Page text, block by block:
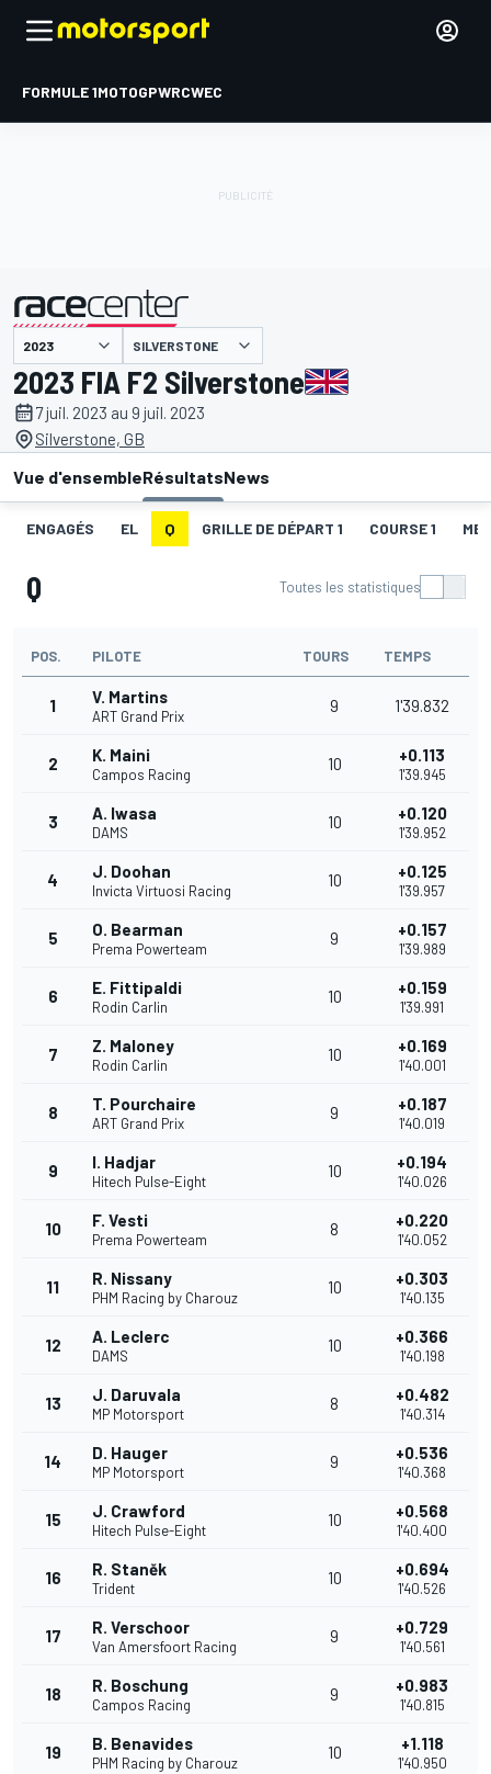
FORMULE 1MOTOGPWRCWEC
présenté par SILVERSTONE
2023 FIA F2 Silverstone
7 juil. 2023 au 9 juil. 2023
Silverstone, GB
Vue d'ensembleRésultatsNews
ENGAGÉS EL Q GRILLE DE DÉPART 1 COURSE 1
Q Toutes les statistiques
POS. PILOTE TOURS TEMPS
1 V. Martins
ART Grand Prix
9 1'39.832
2 K. Maini
Campos Racing
10 +0.113
1'39.945
3 A. Iwasa
DAMS
10 +0.120
1'39.952
4 J. Doohan
Invicta Virtuosi Racing
10 +0.125
1'39.957
5 O. Bearman
Prema Powerteam
9 +0.157
1'39.989
6 E. Fittipaldi
Rodin Carlin
10 +0.159
1'39.991
7 Z. Maloney
Rodin Carlin
10 +0.169
1'40.001
8 T. Pourchaire
ART Grand Prix
9 +0.187
1'40.019
9 I. Hadjar
Hitech Pulse-Eight
10 +0.194
1'40.026
10 F. Vesti
Prema Powerteam
8 +0.220
1'40.052
11 R. Nissany
PHM Racing by Charouz
10 +0.303
1'40.135
12 A. Leclerc
DAMS
10 +0.366
1'40.198
13 J. Daruvala
MP Motorsport
8 +0.482
1'40.314
14 D. Hauger
MP Motorsport
9 +0.536
1'40.368
15 J. Crawford
Hitech Pulse-Eight
10 +0.568
1'40.400
16 R. Staněk
Trident
10 +0.694
1'40.526
17 R. Verschoor
Van Amersfoort Racing
9 +0.729
1'40.561
18 R. Boschung
Campos Racing
9 +0.983
1'40.815
19 B. Benavides
PHM Racing by Charouz
10 +1.118
1'40.950